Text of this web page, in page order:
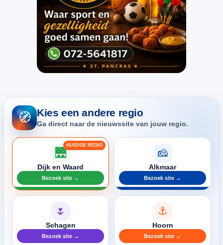
🧭 Kies een andere regio
Ga direct naar de nieuwssite van jouw regio.
🌉
Dijk en Waard
Bezoek site →
🧀
Alkmaar
Bezoek site →
🌷
Schagen
Bezoek site →
⚓
Hoorn
Bezoek site →